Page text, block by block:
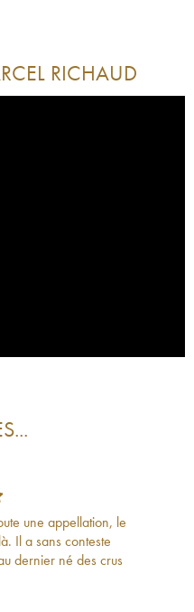
RICHAUD
une appellation, le
Il a sans conteste
dernier né des crus